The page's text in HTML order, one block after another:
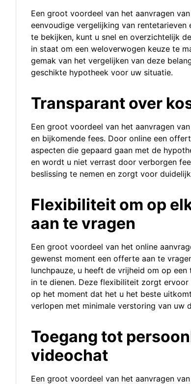
Een groot voordeel van het aanvragen
eenvoudige vergelijking van
te bekijken, kunt u snel en overzichtelijk
in staat om een weloverwogen keuze te
gemak van het vergelijken van deze
geschikte hypotheek voor uw situatie.
Transparant over
Een groot voordeel van het aanvragen
en bijkomende fees. Door online een
aspecten die gepaard gaan met de
en wordt u niet verrast door verborgen
beslissing te nemen en zorgt voor
Flexibiliteit om op
aan te vragen
Een groot voordeel van het online
gewenst moment een offerte aan te
lunchpauze, u heeft de vrijheid om op
in te dienen. Deze flexibiliteit zorgt
op het moment dat het u het beste
verlopen met minimale verstoring van uw
Toegang tot
videochat
Een groot voordeel van het aanvragen